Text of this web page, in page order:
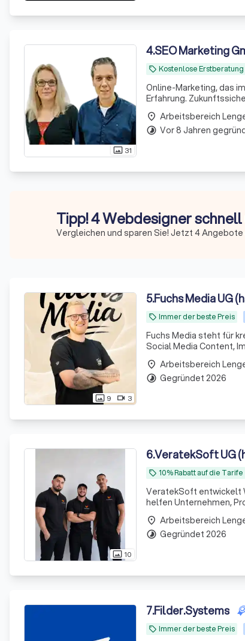
photo_size_select_actual 31
4.SEO Marketing
local_offer Kostenlose Erstberatung
Online-Marketing, das
Erfahrung.
place
timelapse Vor 8 Jahren
Tipp! 4 Webdesigner
Vergleichen und sparen Sie! Jetzt 4
photo_size_select_actual 9 videocam 3
5.Fuchs Media UG
local_offer Immer der beste Preis
Fuchs Media steht für
Social Media Content,
place
timelapse Gegründet 2026
photo_size_select_actual 10
6.VeratekSoft UG
local_offer 10% Rabatt auf die Tarife
VeratekSoft entwickelt
helfen Unternehmen,
place
timelapse Gegründet 2026
7.Filder.Systems
local_offer Immer der beste Preis